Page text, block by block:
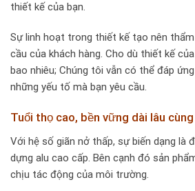
thiết kế của bạn.
Sự linh hoạt trong thiết kế tạo nên
cầu của khách hàng. Cho dù thiết kế
bao nhiêu; Chúng tôi vẫn có thể đáp
những yếu tố mà bạn yêu cầu.
Tuổi thọ cao, bền vững dài lâu
Với hệ số giãn nở thấp, sự biến dạng là
dựng alu cao cấp. Bên cạnh đó sản
chịu tác động của môi trường.